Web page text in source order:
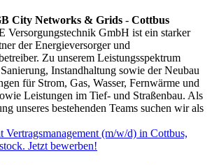
City Networks & Grids - Cottbus
Versorgungstechnik GmbH ist ein starker
der Energieversorger und
Zu unserem Leistungsspektrum
Instandhaltung sowie der Neubau
für Strom, Gas, Wasser, Fernwärme und
Leistungen im Tief- und Straßenbau. Als
unseres bestehenden Teams suchen wir als